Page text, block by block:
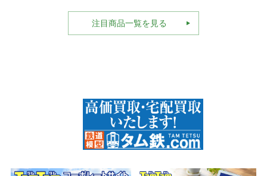
ージ
注目商品一覧を見る